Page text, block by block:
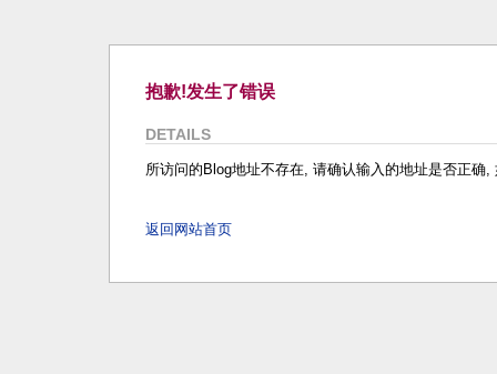
抱歉!发生了错误
DETAILS
所访问的Blog地址不存在, 请确认输入的地址是否正
返回网站首页